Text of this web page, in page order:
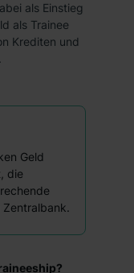
als Einstieg
als Trainee
Krediten und
Geld
die
Zentralbank.